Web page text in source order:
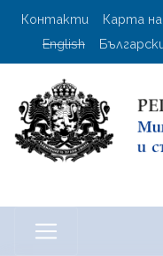
User account
Контакти Карта
English